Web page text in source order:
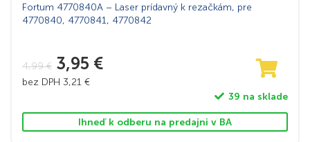
Fortum 4770840A – Laser prídavný k rezačkám, pre
4770840, 4770841, 4770842
4,99€ 3,95 €
bez DPH 3,21 €
39 na sklade
Ihneď k odberu na predajni v BA